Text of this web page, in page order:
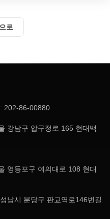
로
202-86-00880
강남구 압구정로 165 현대백
영등포구 여의대로 108 현대
남시 분당구 판교역로146번길